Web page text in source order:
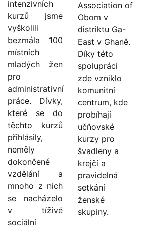
intenzivních
kurzů jsme
vyškolili
bezmála 100
místních
mladých žen
pro
administrativní
práce. Dívky,
které se do
těchto kurzů
přihlásily,
neměly
dokončené
vzdělání a
mnoho z nich
se nacházelo
v tíživé
sociální
Association of
Obom v
distriktu Ga-
East v Ghaně.
Díky této
spolupráci
zde vzniklo
komunitní
centrum, kde
probíhají
učňovské
kurzy pro
švadleny a
krejčí a
pravidelná
setkání
ženské
skupiny.